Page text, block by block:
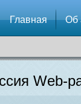
Главная Об
Web-